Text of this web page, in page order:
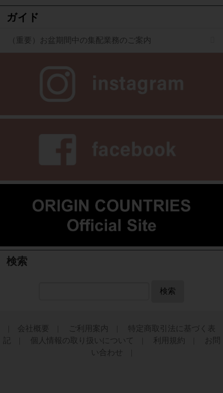
ガイド
（重要）お盆期間中の集配業務のご案内
検索
検索
| 会社概要 | ご利用案内 |
特定商取引法に基づく表
記 |
個人情報の取り扱いについて | 利用規約 |
お問
い合わせ |